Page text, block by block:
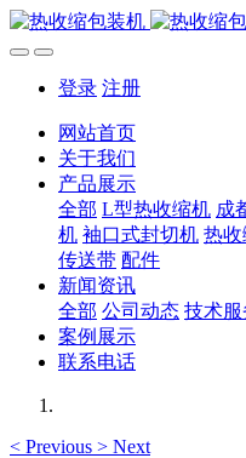
登录 注册
网站首页
关于我们
产品展示
全部 L型热收缩机 成
机 袖口式封切机 热
传送带 配件
新闻资讯
全部 公司动态 技术服
案例展示
联系电话
< Previous > Next